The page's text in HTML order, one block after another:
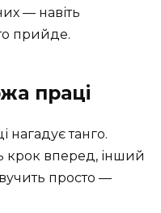
— навіть
прийде.
праці
нагадує танго.
крок вперед, інший
просто —